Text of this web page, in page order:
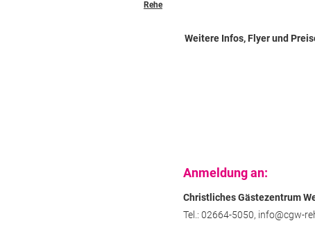
Weitere Infos, Flyer und
Rehe
Anmeldung an:
Christliches Gästezentrum
Tel.: 02664-5050, info@cgw-